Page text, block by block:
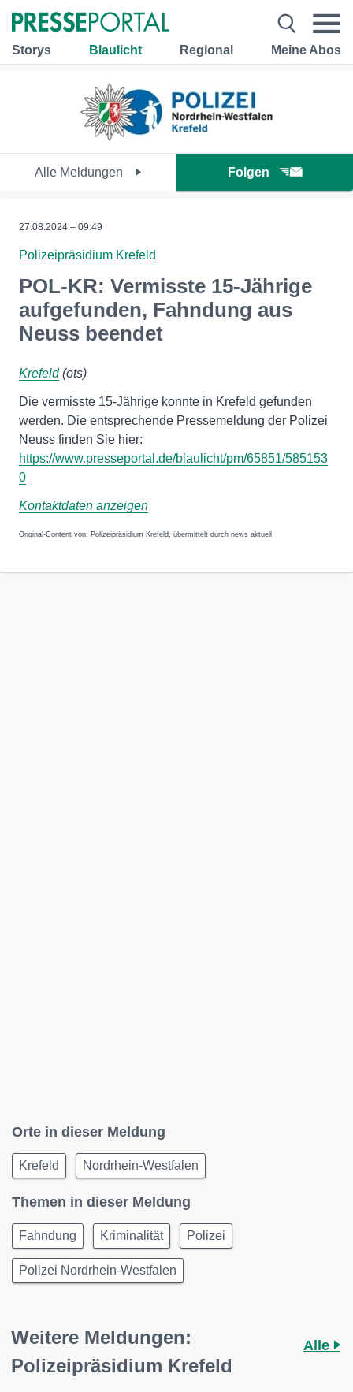
Storys Blaulicht Regional Meine Abos
Alle Meldungen Folgen
27.08.2024 – 09:49
Polizeipräsidium Krefeld
POL-KR: Vermisste 15-Jährige
aufgefunden, Fahndung aus
Neuss beendet
Krefeld(ots)
Die vermisste 15-Jährige konnte in Krefeld gefunden
werden. Die entsprechende Pressemeldung der Polizei
Neuss finden Sie hier:
https://www.presseportal.de/blaulicht/pm/65851/585153
0
Kontaktdaten anzeigen
Original-Content von: Polizeipräsidium Krefeld, übermittelt durch news aktuell
Orte in dieser Meldung
Krefeld Nordrhein-Westfalen
Themen in dieser Meldung
Fahndung Kriminalität Polizei
Polizei Nordrhein-Westfalen
Weitere Meldungen:
Polizeipräsidium Krefeld
Alle